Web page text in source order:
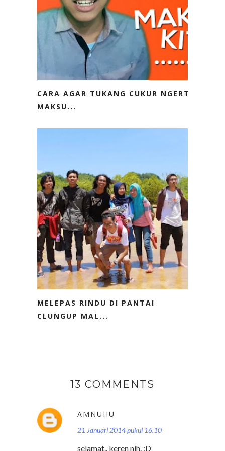
CARA AGAR TUKANG CUKUR NGERTI
MAKSU...
MELEPAS RINDU DI PANTAI
CLUNGUP MAL...
13 COMMENTS
AMNUHU
21 Januari 2014 pukul 16.10
selamat.. keren nih. :D